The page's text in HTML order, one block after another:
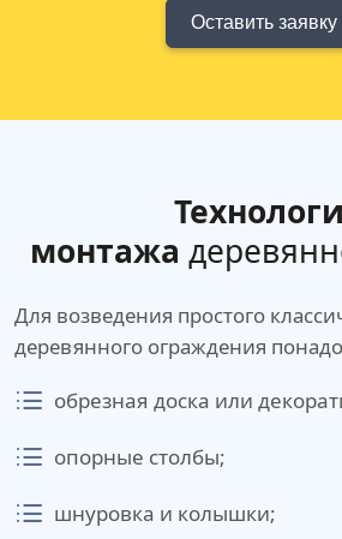
Оставить заявку
монтажа
Для возведения простого
деревянного ограждения
обрезная доска или
опорные столбы;
шнуровка и колышки;